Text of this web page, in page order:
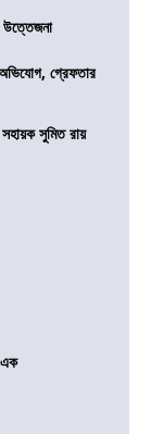
উত্তেজনা
গ্রেফতার
সুমিত রায়
এক